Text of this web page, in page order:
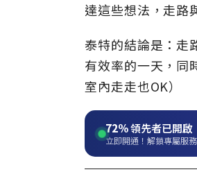
達這些想法，走路
泰特的結論是：走
有效率的一天，同
室內走走也OK）
72%領先者已開啟
立即開通！解鎖專屬服務